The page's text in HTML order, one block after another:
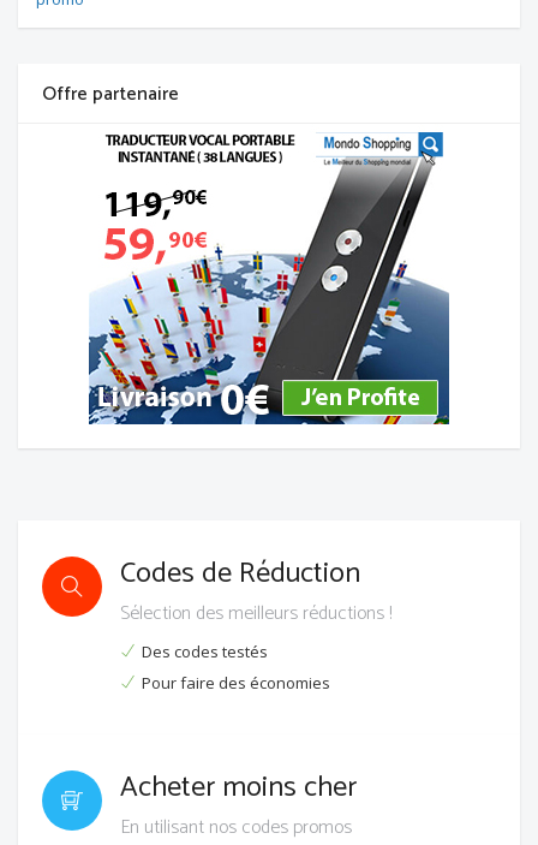
Offre partenaire
Codes de Réduction
Sélection des meilleurs réductions !
Des codes testés
Pour faire des économies
Acheter moins cher
En utilisant nos codes promos